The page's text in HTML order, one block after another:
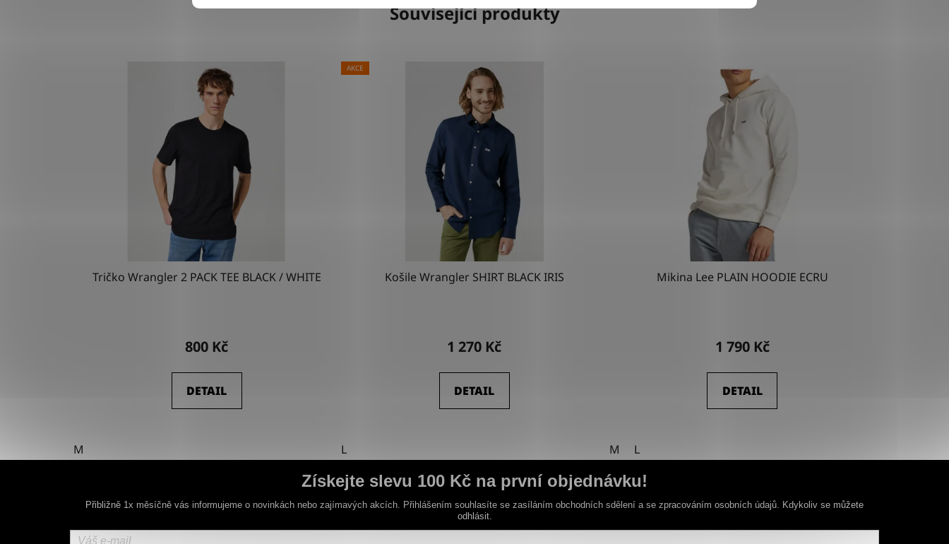
Související produkty
Tričko Wrangler 2 PACK TEE BLACK / WHITE
800 Kč
DETAIL
M
AKCE
Košile Wrangler SHIRT BLACK IRIS
1 270 Kč
DETAIL
L
Mikina Lee PLAIN HOODIE ECRU
1 790 Kč
DETAIL
M L
Získejte slevu 100 Kč na první objednávku!
Přibližně 1x měsíčně vás informujeme o novinkách nebo zajímavých akcích. Přihlášením souhlasíte se zasíláním obchodních sdělení a se zpracováním osobních údajů. Kdykoliv se můžete
odhlásit.